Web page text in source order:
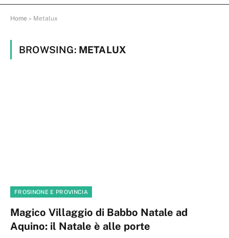
Home » Metalux
BROWSING: METALUX
FROSINONE E PROVINCIA
Magico Villaggio di Babbo Natale ad
Aquino: il Natale è alle porte